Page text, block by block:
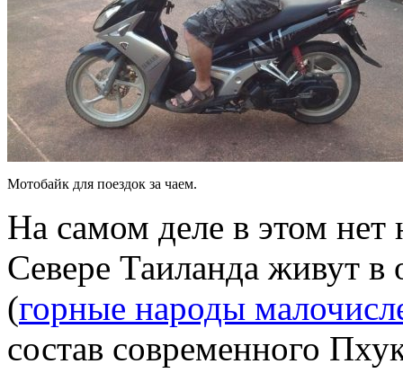
Мотобайк для поездок за чаем.
На самом деле в этом нет
Севере Таиланда живут
(горные народы
состав современного